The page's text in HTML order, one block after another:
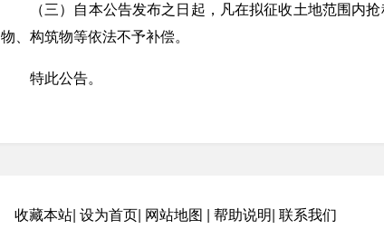
（三）自本公告发布之日起，凡在拟征收土地范围内
物、构筑物等依法不予补偿。
特此公告。
收藏本站| 设为首页| 网站地图 | 帮助说明| 联系我们